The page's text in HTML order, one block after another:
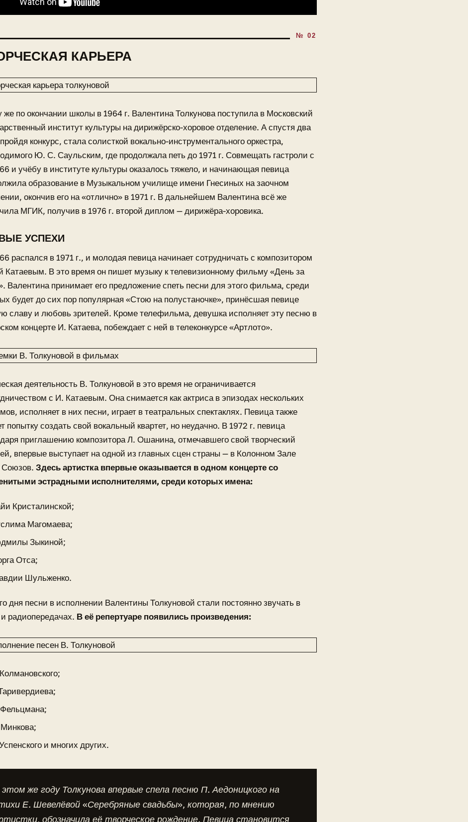
КАРЬЕРА
же по окончании школы в 1964 г. Валентина Толкунова поступила в Московский
институт культуры на дирижёрско-хоровое отделение. А спустя два
конкурс, стала солисткой вокально-инструментального оркестра,
Ю. С. Саульским, где продолжала петь до 1971 г. Совмещать гастроли с
и учёбу в институте культуры оказалось тяжело, и начинающая певица
образование в Музыкальном училище имени Гнесиных на заочном
окончив его на «отлично» в 1971 г. В дальнейшем Валентина всё же
МГИК, получив в 1976 г. второй диплом — дирижёра-хоровика.
УСПЕХИ
распался в 1971 г., и молодая певица начинает сотрудничать с композитором
Катаевым. В это время он пишет музыку к телевизионному фильму «День за
Валентина принимает его предложение спеть песни для этого фильма, среди
будет до сих пор популярная «Стою на полустаночке», принёсшая певице
славу и любовь зрителей. Кроме телефильма, девушка исполняет эту песню в
концерте И. Катаева, побеждает с ней в телеконкурсе «Артлото».
деятельность В. Толкуновой в это время не ограничивается
с И. Катаевым. Она снимается как актриса в эпизодах нескольких
исполняет в них песни, играет в театральных спектаклях. Певица также
попытку создать свой вокальный квартет, но неудачно. В 1972 г. певица
приглашению композитора Л. Ошанина, отмечавшего свой творческий
впервые выступает на одной из главных сцен страны — в Колонном Зале
Здесь артистка впервые оказывается в одном концерте со
эстрадными исполнителями, среди которых имена:
Кристалинской;
Магомаева;
Зыкиной;
Отса;
Шульженко.
дня песни в исполнении Валентины Толкуновой стали постоянно звучать в
радиопередачах. В её репертуаре появились произведения:
и многих других.
же году Толкунова впервые спела песню П. Аедоницкого на
Е. Шевелёвой «Серебряные свадьбы», которая, по мнению
обозначила её творческое рождение. Певица становится